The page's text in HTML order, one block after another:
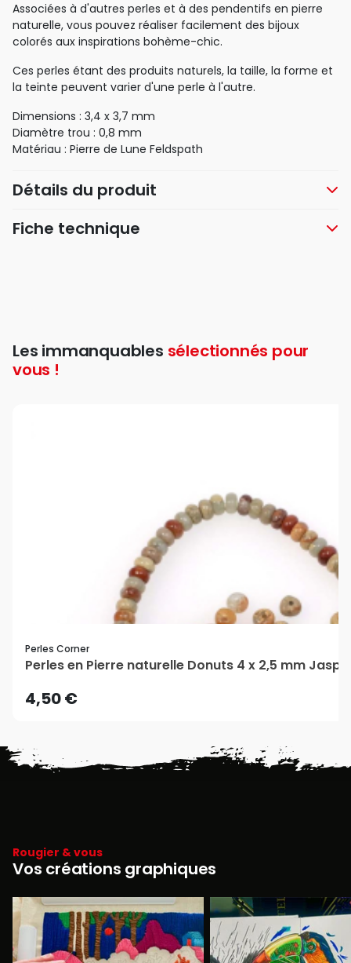
Associées à d'autres perles et à des pendentifs en pierre
naturelle, vous pouvez réaliser facilement des bijoux
colorés aux inspirations bohème-chic.
Ces perles étant des produits naturels, la taille, la forme et
la teinte peuvent varier d'une perle à l'autre.
Dimensions : 3,4 x 3,7 mm
Diamètre trou : 0,8 mm
Matériau : Pierre de Lune Feldspath
Détails du produit
Fiche technique
Les immanquables sélectionnés pour
vous !
Perles Corner
Perles en Pierre naturelle Donuts 4 x 2,5 mm
4,50 €
Rougier & vous
Vos créations graphiques